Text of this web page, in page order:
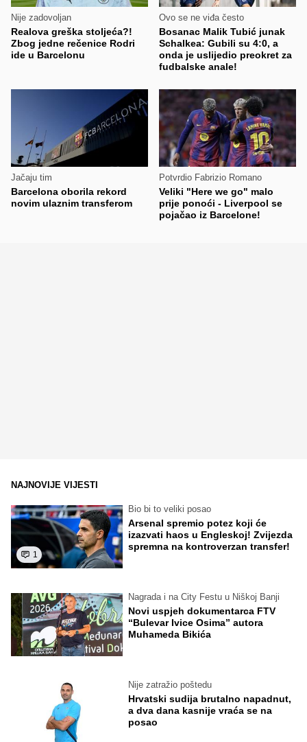
Nije zadovoljan
Realova greška stoljeća?!
Zbog jedne rečenice Rodri
ide u Barcelonu
Ovo se ne viđa često
Bosanac Malik Tubić junak
Schalkea: Gubili su 4:0, a
onda je uslijedio preokret za
fudbalske anale!
Jačaju tim
Barcelona oborila rekord
novim ulaznim transferom
Potvrdio Fabrizio Romano
Veliki "Here we go" malo
prije ponoći - Liverpool se
pojačao iz Barcelone!
NAJNOVIJE VIJESTI
1
Bio bi to veliki posao
Arsenal spremio potez koji će
izazvati haos u Engleskoj! Zvijezda
spremna na kontroverzan transfer!
Nagrada i na City Festu u Niškoj Banji
Novi uspjeh dokumentarca FTV
“Bulevar Ivice Osima” autora
Muhameda Bikića
Nije zatražio poštedu
Hrvatski sudija brutalno napadnut,
a dva dana kasnije vraća se na
posao